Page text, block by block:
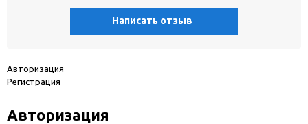
Написать отзыв
Авторизация
Регистрация
Авторизация